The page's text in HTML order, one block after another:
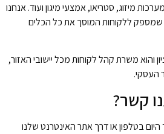
מיזוג, סטריאו, אמצעי מיגון ועוד. אנחנו
שמספק ללקוחות המוסך את כל הכלים
והוא משרת קהל לקוחות מכל יישובי האזור,
העסקי.
קשר?
היום בטלפון או דרך אתר האינטרנט שלנו